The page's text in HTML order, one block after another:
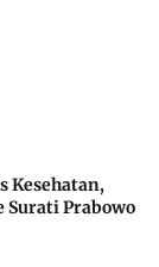
Kesehatan,
Surati Prabowo